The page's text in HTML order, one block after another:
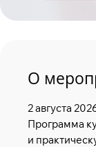
О
2 августа
Программа
и